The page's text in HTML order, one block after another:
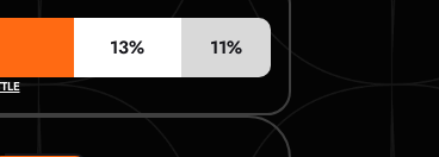
13% 11%